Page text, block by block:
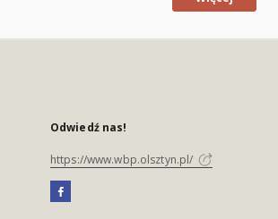
Odwiedź nas!
https://www.wbp.olsztyn.pl/